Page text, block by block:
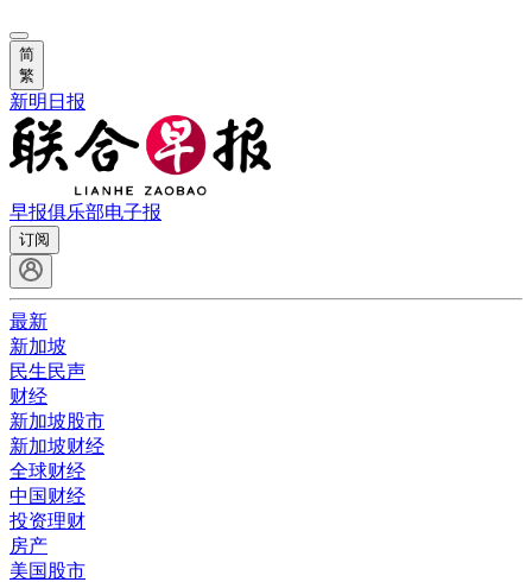
简
繁
新明日报
早报俱乐部电子报
订阅
最新
新加坡
民生民声
财经
新加坡股市
新加坡财经
全球财经
中国财经
投资理财
房产
美国股市